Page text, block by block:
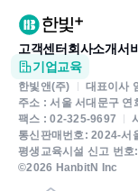
고객센터 회사소개서
기업교육
한빛앤(주) 대표이사
주소 : 서울 서대문구 연
팩스 : 02-325-9697
통신판매번호: 2024-서
평생교육시설 신고 번
©2026 HanbitN Inc